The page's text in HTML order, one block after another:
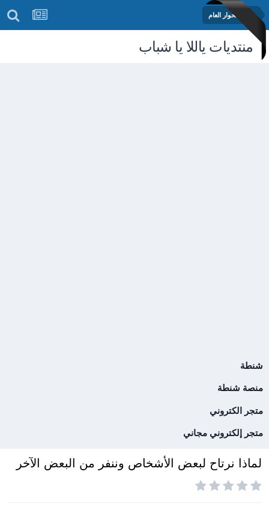
منتدى الحوار العام
منتديات ياللا يا شباب
شنطة
منصة شنطة
متجر الكتروني
متجر إلكتروني مجاني
لماذا نرتاح لبعض الأشخاص وننفر من البعض الآخر